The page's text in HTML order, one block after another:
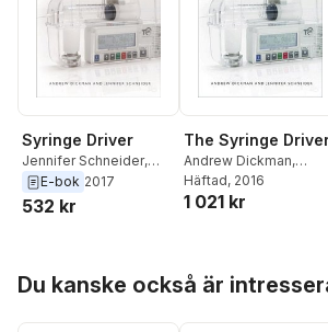
Syringe Driver
Jennifer Schneider,
Andrew Dickman
E-bok 2017
532 kr
The Syringe
Andrew Dickman,
Jennifer Schneider
Häftad, 2016
1 021 kr
Du kanske också är